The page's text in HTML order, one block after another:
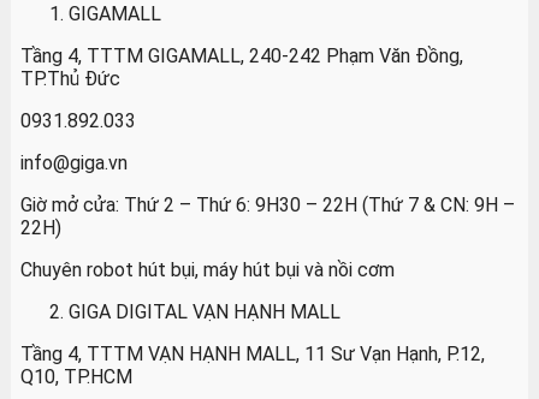
GIGAMALL
Tầng 4, TTTM GIGAMALL, 240-242 Phạm Văn Đồng,
TP.Thủ Đức
0931.892.033
info@giga.vn
Giờ mở cửa: Thứ 2 – Thứ 6: 9H30 – 22H (Thứ 7 & CN: 9H –
22H)
Chuyên robot hút bụi, máy hút bụi và nồi cơm
GIGA DIGITAL VẠN HẠNH MALL
Tầng 4, TTTM VẠN HẠNH MALL, 11 Sư Vạn Hạnh, P.12,
Q10, TP.HCM